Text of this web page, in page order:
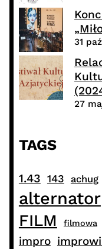
31
27
TAGS
1.43 143 achug
alternator
FILM filmowa
impro